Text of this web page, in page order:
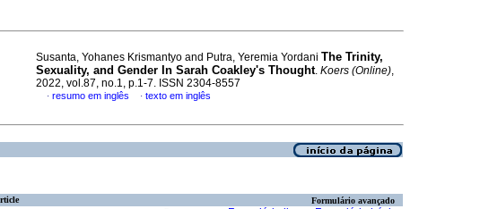
Susanta, Yohanes Krismantyo and Putra, Yeremia Yordani The Trinity,
Sexuality, and Gender In Sarah Coakley's Thought. Koers (Online),
2022, vol.87, no.1, p.1-7. ISSN 2304-8557
· resumo em inglês · texto em inglês
Formulário avançado